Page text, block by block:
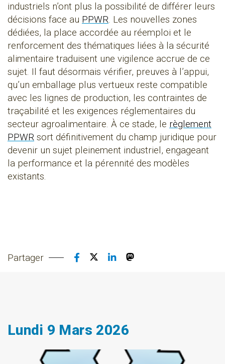
industriels n’ont plus la possibilité de différer leurs
décisions face au PPWR. Les nouvelles zones
dédiées, la place accordée au réemploi et le
renforcement des thématiques liées à la sécurité
alimentaire traduisent une vigilence accrue de ce
sujet. Il faut désormais vérifier, preuves à l’appui,
qu’un emballage plus vertueux reste compatible
avec les lignes de production, les contraintes de
traçabilité et les exigences réglementaires du
secteur agroalimentaire. À ce stade, le règlement
PPWR sort définitivement du champ juridique pour
devenir un sujet pleinement industriel, engageant
la performance et la pérennité des modèles
existants.
Partager
Lundi 9 Mars 2026